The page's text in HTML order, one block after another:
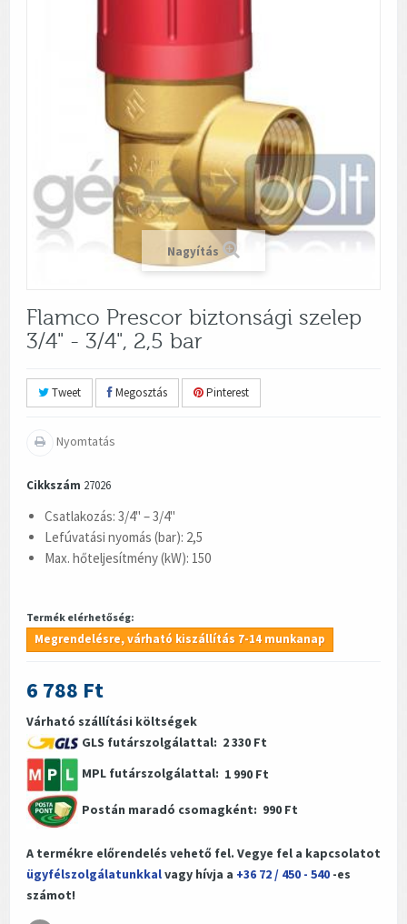
Nagyítás
Flamco Prescor biztonsági szelep
3/4" - 3/4", 2,5 bar
Tweet Megosztás Pinterest
Nyomtatás
Cikkszám 27026
Csatlakozás: 3/4" – 3/4"
Lefúvatási nyomás (bar): 2,5
Max. hőteljesítmény (kW): 150
Termék elérhetőség:
Megrendelésre, várható kiszállítás 7-14 munkanap
6 788 Ft
Várható szállítási költségek
GLS futárszolgálattal: 2 330 Ft
MPL futárszolgálattal: 1 990 Ft
Postán maradó csomagként: 990 Ft
A termékre előrendelés vehető fel. Vegye fel a kapcsolatot
ügyfélszolgálatunkkalvagy hívja a +36 72 / 450 - 540 -es
számot!